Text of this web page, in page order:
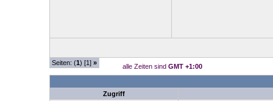
Seiten: (1) [1] » alle Zeiten sind GMT +1:00
Zugriff